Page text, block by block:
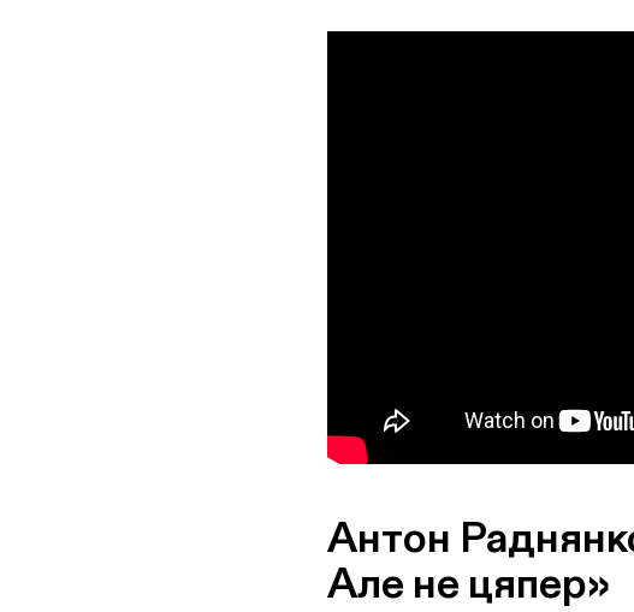
Антон
Але не цяпер»